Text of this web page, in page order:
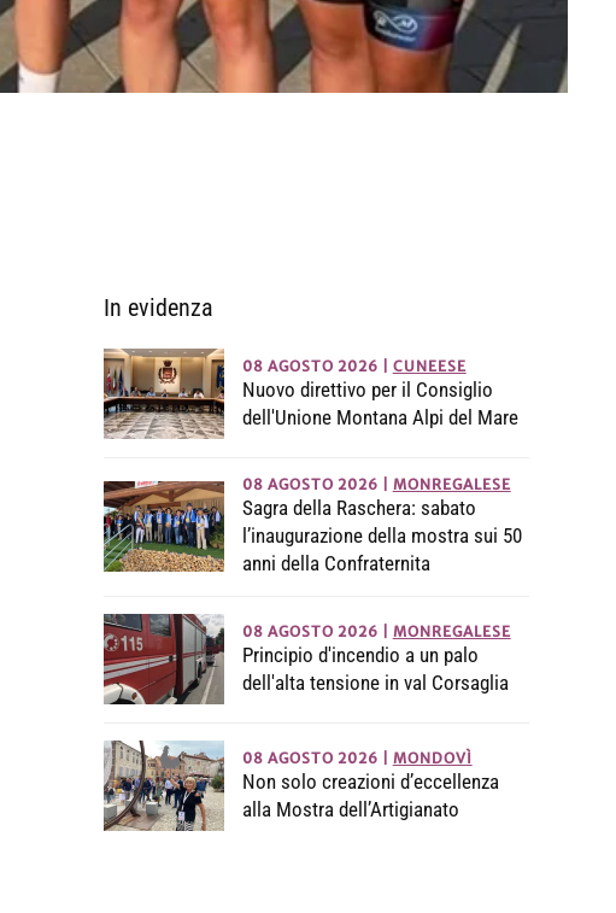
In evidenza
08 AGOSTO 2026 CUNEESE
Nuovo direttivo per il Consiglio
dell'Unione Montana Alpi del Mare
08 AGOSTO 2026 MONREGALESE
Sagra della Raschera: sabato
l’inaugurazione della mostra sui 50
anni della Confraternita
08 AGOSTO 2026 MONREGALESE
Principio d'incendio a un palo
dell'alta tensione in val Corsaglia
08 AGOSTO 2026 MONDOVÌ
Non solo creazioni d’eccellenza
alla Mostra dell’Artigianato